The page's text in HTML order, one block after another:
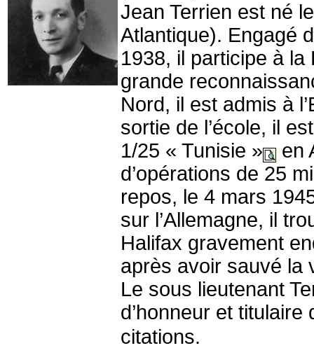
Jean Terrien est né
Atlantique). Engagé
1938, il participe à
grande
Nord, il est admis à
sortie de l’école, il
1/25 « Tunisie »
en
d’opérations de 25
repos, le 4 mars
sur l’Allemagne, il
Halifax gravement
après avoir sauvé la
Le sous lieutenant
d’honneur et
citations.